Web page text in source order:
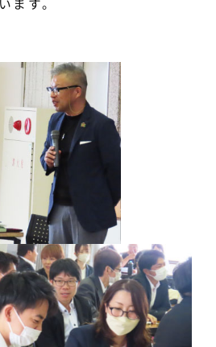
ます。